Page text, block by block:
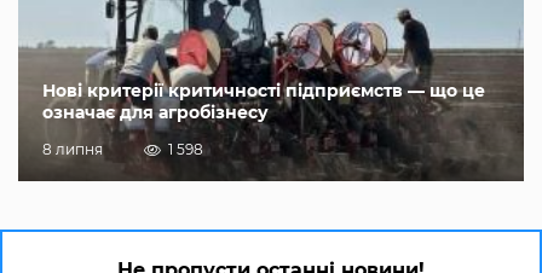
Нові критерії критичності підприємств — що це
означає для агробізнесу
8 липня 1 598